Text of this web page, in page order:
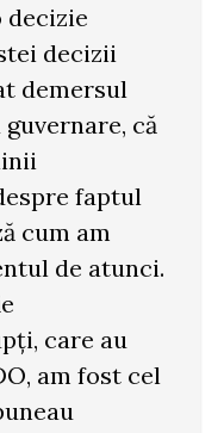
decizie
decizii
demersul
că
faptul
cum am
de atunci.
care au
am fost cel